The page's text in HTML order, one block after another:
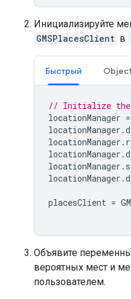
Инициализируйте
GMSPlacesClient в
Быстрый
// Initialize the
locationManager =
locationManager .
locationManager .
locationManager .
locationManager .
locationManager .
placesClient =
Объявите
вероятных мест и
пользователем.